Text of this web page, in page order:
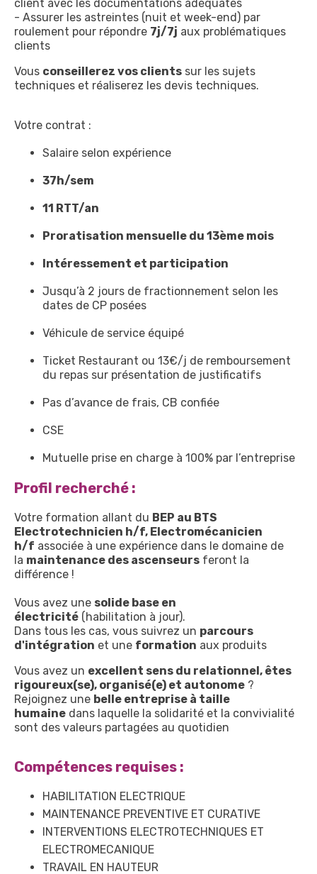
client avec les documentations adéquates
- Assurer les astreintes (nuit et week-end) par
roulement pour répondre 7j/7j aux problématiques
clients
Vous conseillerez vos clients sur les sujets
techniques et réaliserez les devis techniques.
Votre contrat :
Salaire selon expérience
37h/sem
11 RTT/an
Proratisation mensuelle du 13ème mois
Intéressement et participation
Jusqu’à 2 jours de fractionnement selon les
dates de CP posées
Véhicule de service équipé
Ticket Restaurant ou 13€/j de remboursement
du repas sur présentation de justificatifs
Pas d’avance de frais, CB confiée
CSE
Mutuelle prise en charge à 100% par l’entreprise
Profil recherché :
Votre formation allant du BEP au BTS
Electrotechnicien h/f, Electromécanicien
h/f associée à une expérience dans le domaine de
la maintenance des ascenseurs feront la
différence !
Vous avez une solide base en
électricité (habilitation à jour).
Dans tous les cas, vous suivrez un parcours
d'intégration et une formation aux produits
Vous avez un excellent sens du relationnel, êtes
rigoureux(se), organisé(e) et autonome ?
Rejoignez une belle entreprise à taille
humaine dans laquelle la solidarité et la convivialité
sont des valeurs partagées au quotidien
Compétences requises :
HABILITATION ELECTRIQUE
MAINTENANCE PREVENTIVE ET CURATIVE
INTERVENTIONS ELECTROTECHNIQUES ET
ELECTROMECANIQUE
TRAVAIL EN HAUTEUR